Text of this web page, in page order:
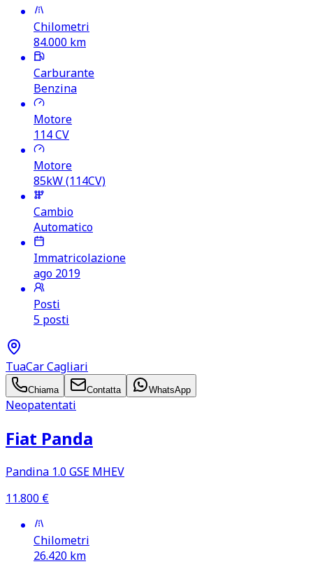
Chilometri
84.000 km
Carburante
Benzina
Motore
114CV
Motore
85kW (114CV)
Cambio
Automatico
Immatricolazione
ago 2019
Posti
5 posti
TuaCar Cagliari
Chiama Contatta WhatsApp
Neopatentati
Fiat Panda
Pandina 1.0 GSE MHEV
11.800 €
Chilometri
26.420 km